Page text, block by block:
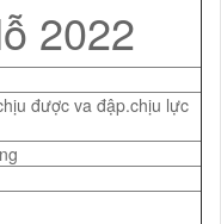
2022
được va đập.chịu lực